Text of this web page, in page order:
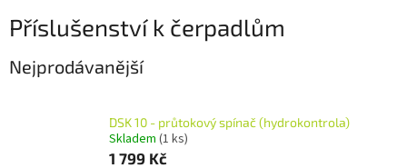
Příslušenství k čerpadlům
Nejprodávanější
DSK 10 - průtokový spínač (hydrokontrola)
Skladem (1 ks)
1 799 Kč